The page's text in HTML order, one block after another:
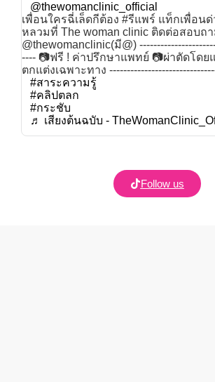
@thewomanclinic_official
เพื่อนใครฉี่เล็ดกีต้อง #รีแพร์ แท็กเพื่อน
หลวมที่ The woman clinic ติดต่อสอบถา
@thewomanclinic(มี@)
---- 📷ฟรี ! ค่าปรึกษาแพทย์ 📷ผ่าตัดโดย
ตกแต่งเฉพาะทาง
#สาระความรู้
#คลิปตลก
#กระชับ
♬ เสียงต้นฉบับ -
Follow us